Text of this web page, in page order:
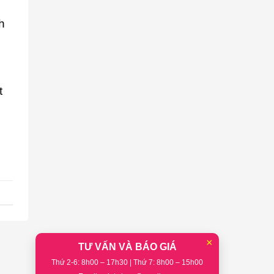
TƯ VẤN VÀ BÁO GIÁ
Thứ 2-6: 8h00 – 17h30 | Thứ 7: 8h00 – 15h00
×